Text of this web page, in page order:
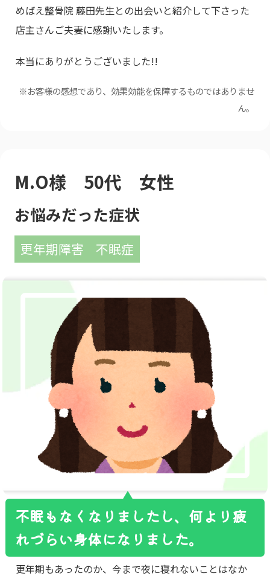
めばえ整骨院 藤田先生との出会いと紹介して下さった
店主さんご夫妻に感謝いたします。
本当にありがとうございました!!
※お客様の感想であり、効果効能を保障するものではありませ
ん。
M.O様 50代 女性
お悩みだった症状
更年期障害 不眠症
不眠もなくなりましたし、何より疲
れづらい身体になりました。
更年期もあったのか、今まで夜に寝れないことはなか